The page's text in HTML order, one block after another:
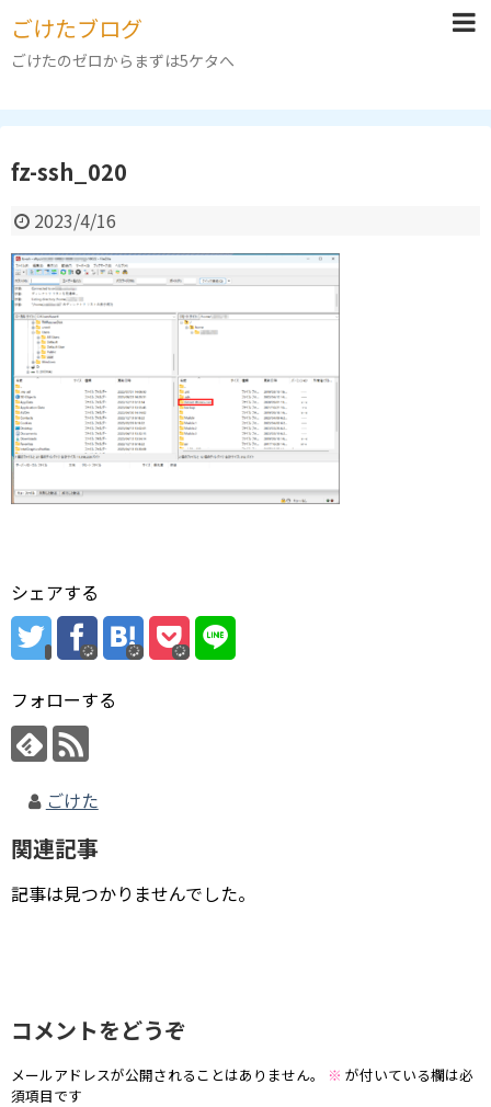
ごけたブログ
ごけたのゼロからまずは5ケタへ
fz-ssh_020
2023/4/16
シェアする
フォローする
ごけた
関連記事
記事は見つかりませんでした。
コメントをどうぞ
メールアドレスが公開されることはありません。 ※ が付いている欄は必
須項目です